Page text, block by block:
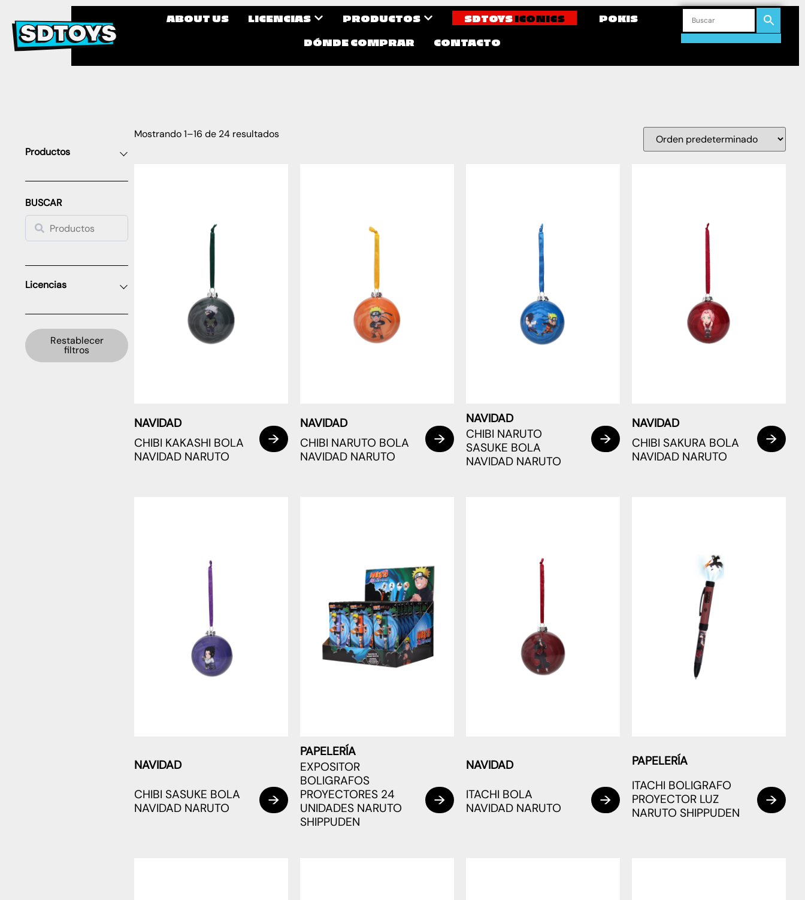
ABOUT US LICENCIAS PRODUCTOS SDTOYS ICONICS
POKIS
DÓNDE COMPRAR
CONTACTO
Productos
BUSCAR
Licencias
Restablecer
filtros
Mostrando 1–16 de 24 resultados
NAVIDAD
CHIBI KAKASHI BOLA
NAVIDAD NARUTO
NAVIDAD
CHIBI NARUTO BOLA
NAVIDAD NARUTO
NAVIDAD
CHIBI NARUTO
SASUKE BOLA
NAVIDAD NARUTO
NAVIDAD
CHIBI SAKURA BOLA
NAVIDAD NARUTO
NAVIDAD
CHIBI SASUKE BOLA
NAVIDAD NARUTO
PAPELERÍA
EXPOSITOR
BOLIGRAFOS
PROYECTORES 24
UNIDADES NARUTO
SHIPPUDEN
NAVIDAD
ITACHI BOLA
NAVIDAD NARUTO
PAPELERÍA
ITACHI BOLIGRAFO
PROYECTOR LUZ
NARUTO SHIPPUDEN